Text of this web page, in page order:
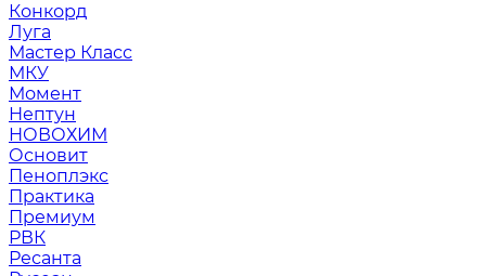
Конкорд
Луга
Мастер Класс
МКУ
Момент
Нептун
НОВОХИМ
Основит
Пеноплэкс
Практика
Премиум
РВК
Ресанта